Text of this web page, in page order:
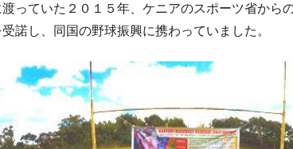
っていた２０１５年、ケニアのスポーツ省から
諾し、同国の野球振興に携わっていました。